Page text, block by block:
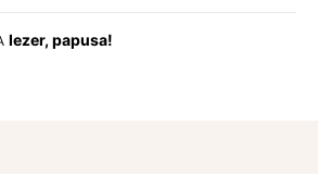
Iezer, papusa!